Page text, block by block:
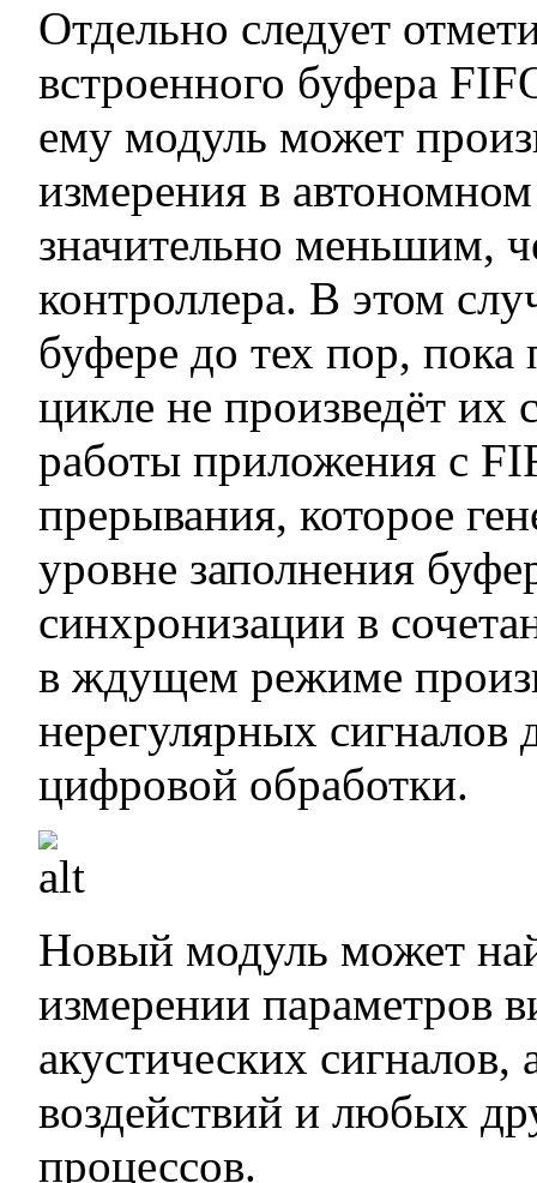
Отдельно следует
встроенного буфера
ему модуль может
измерения в
значительно меньшим,
контроллера. В этом
буфере до тех пор,
цикле не произведёт
работы приложения с
прерывания, которое
уровне заполнения
синхронизации в
в ждущем режиме
нерегулярных
цифровой обработки.
Новый модуль может
измерении параметров
акустических
воздействий и любых
процессов.